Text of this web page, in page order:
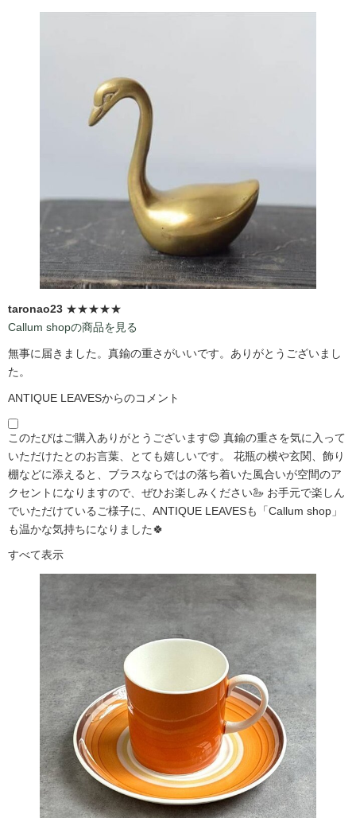
taronao23 ★★★★★
Callum shopの商品を見る
無事に届きました。真鍮の重さがいいです。ありがとうございまし
た。
ANTIQUE LEAVESからのコメント
このたびはご購入ありがとうございます😊 真鍮の重さを気に入って
いただけたとのお言葉、とても嬉しいです。 花瓶の横や玄関、飾り
棚などに添えると、ブラスならではの落ち着いた風合いが空間のア
クセントになりますので、ぜひお楽しみください🦢 お手元で楽しん
でいただけているご様子に、ANTIQUE LEAVESも「Callum shop」
も温かな気持ちになりました🍀
すべて表示